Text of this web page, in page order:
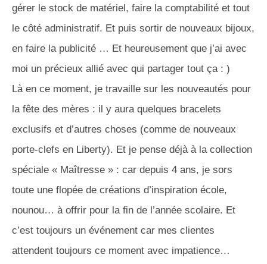
gérer le stock de matériel, faire la comptabilité et tout
le côté administratif. Et puis sortir de nouveaux bijoux,
en faire la publicité … Et heureusement que j’ai avec
moi un précieux allié avec qui partager tout ça : )
Là en ce moment, je travaille sur les nouveautés pour
la fête des mères : il y aura quelques bracelets
exclusifs et d’autres choses (comme de nouveaux
porte-clefs en Liberty). Et je pense déjà à la collection
spéciale « Maîtresse » : car depuis 4 ans, je sors
toute une flopée de créations d’inspiration école,
nounou… à offrir pour la fin de l’année scolaire. Et
c’est toujours un événement car mes clientes
attendent toujours ce moment avec impatience…